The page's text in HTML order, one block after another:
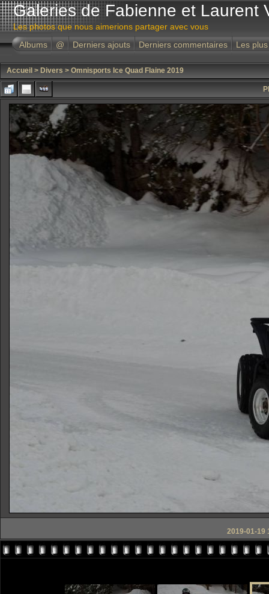
Galeries de Fabienne et Laurent
Les photos que nous aimerions partager avec vous
Albums
@ Derniers ajouts Derniers commentaires Les
Accueil > Divers > Omnisports Ice Quad Flaine 2019
2019-01-19